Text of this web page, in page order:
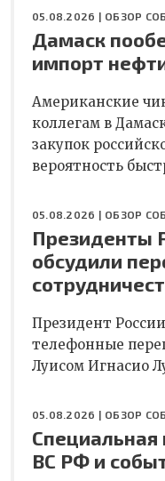
05.08.2026 | ОБЗОР
Дамаск
импорт
Американские
коллегам в
закупок
вероятность
05.08.2026 | ОБЗОР
Президенты
обсудили
Президент
телефонные
Луисом Игнасио
05.08.2026 | ОБЗОР
Специальная
ВС РФ и